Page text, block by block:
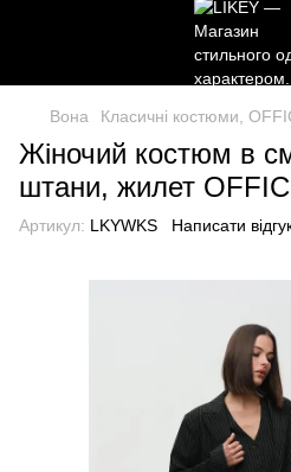
Вона Класичні костюми,
Жіночий костюм в
штани, жилет
Артикул: LKYWKS Написати